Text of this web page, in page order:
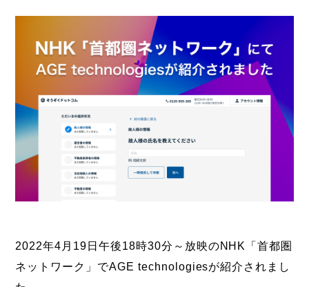
2022年4月19日午後18時30分～放映のNHK「首都圏
ネットワーク」でAGE technologiesが紹介されまし